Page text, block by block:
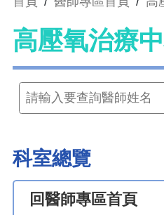
高壓氧治療
科室總覽
回醫師專區首頁